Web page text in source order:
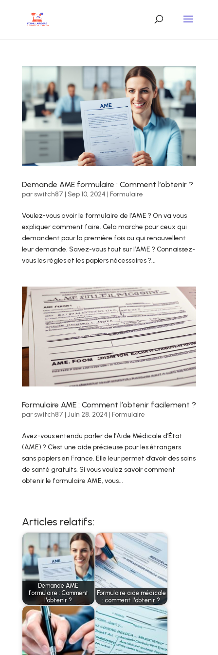
Demande AME formulaire : Comment l’obtenir ?
par switch87 | Sep 10, 2024 | Formulaire
Voulez-vous avoir le formulaire de l’AME ? On va vous
expliquer comment faire. Cela marche pour ceux qui
demandent pour la première fois ou qui renouvellent
leur demande. Savez-vous tout sur l’AME ? Connaissez-
vous les règles et les papiers nécessaires ?...
Formulaire AME : Comment l’obtenir facilement ?
par switch87 | Juin 28, 2024 | Formulaire
Avez-vous entendu parler de l’Aide Médicale d’État
(AME) ? C’est une aide précieuse pour les étrangers
sans papiers en France. Elle leur permet d’avoir des soins
de santé gratuits. Si vous voulez savoir comment
obtenir le formulaire AME, vous...
Articles relatifs:
Demande AME
formulaire : Comment
l'obtenir ?
Formulaire aide médicale
: comment l'obtenir ?